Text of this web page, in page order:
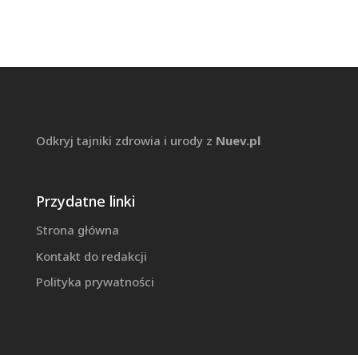
Odkryj tajniki zdrowia i urody z Nuev.pl
Przydatne linki
Strona główna
Kontakt do redakcji
Polityka prywatności